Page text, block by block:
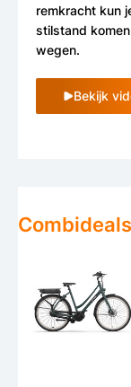
Combideals
remkracht kun
stilstand
wegen.
Bekijk